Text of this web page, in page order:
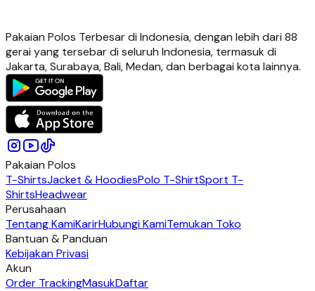
Pakaian Polos Terbesar di Indonesia, dengan lebih dari 88
gerai yang tersebar di seluruh Indonesia, termasuk di
Jakarta, Surabaya, Bali, Medan, dan berbagai kota lainnya.
Pakaian Polos
T-ShirtsJacket & HoodiesPolo T-ShirtSport T-
ShirtsHeadwear
Perusahaan
Tentang KamiKarirHubungi KamiTemukan Toko
Bantuan & Panduan
Kebijakan Privasi
Akun
Order TrackingMasukDaftar